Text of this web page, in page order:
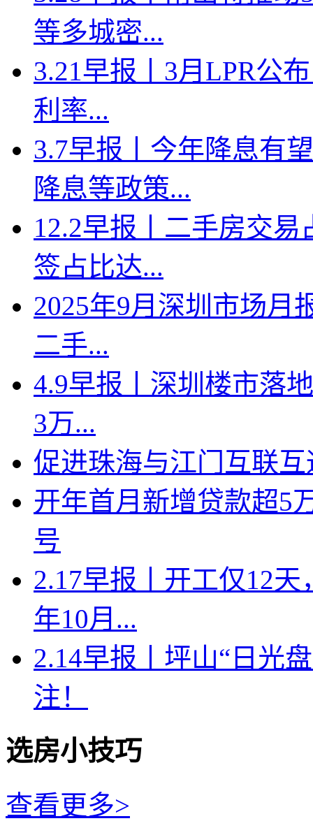
等多城密...
3.21早报丨3月LPR公
利率...
3.7早报丨今年降息有
降息等政策...
12.2早报丨二手房交
签占比达...
2025年9月深圳市场月
二手...
4.9早报丨深圳楼市落
3万...
促进珠海与江门互联
开年首月新增贷款超5
号
2.17早报丨开工仅12
年10月...
2.14早报丨坪山“日光
注！
选房小技巧
查看更多>